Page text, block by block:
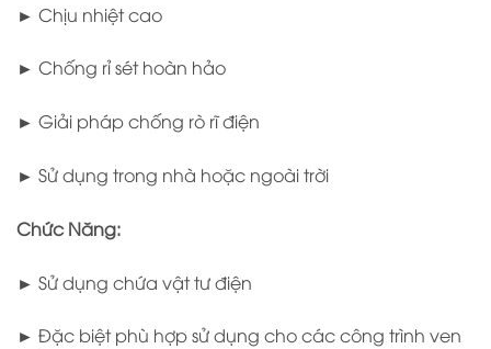
► Chịu nhiệt cao
► Chống rỉ sét hoàn hảo
► Giải pháp chống rò rĩ điện
► Sử dụng trong nhà hoặc ngoài trời
Chức Năng:
► Sử dụng chứa vật tư điện
► Đặc biệt phù hợp sử dụng cho các công trình ven